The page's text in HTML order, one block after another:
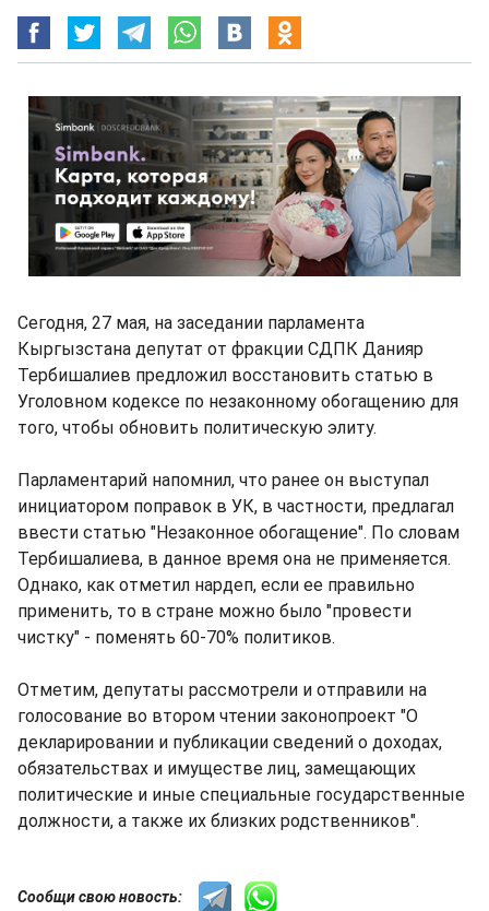
Сегодня, 27 мая, на заседании парламента
Кыргызстана депутат от фракции СДПК Данияр
Тербишалиев предложил восстановить статью в
Уголовном кодексе по незаконному обогащению для
того, чтобы обновить политическую элиту.
Парламентарий напомнил, что ранее он выступал
инициатором поправок в УК, в частности, предлагал
ввести статью "Незаконное обогащение". По словам
Тербишалиева, в данное время она не применяется.
Однако, как отметил нардеп, если ее правильно
применить, то в стране можно было "провести
чистку" - поменять 60-70% политиков.
Отметим, депутаты рассмотрели и отправили на
голосование во втором чтении законопроект "О
декларировании и публикации сведений о доходах,
обязательствах и имуществе лиц, замещающих
политические и иные специальные государственные
должности, а также их близких родственников".
Сообщи свою новость: